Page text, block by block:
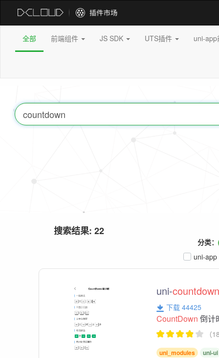
全部 前端组件 JS SDK UTS插件 uni-
搜索结果: 22
分类：
uni-app
uni-
下载 44425
CountDown 倒计
（
uni_modules uni-ui